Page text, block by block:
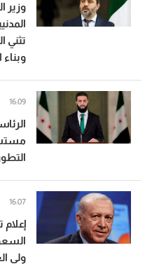
وزير
تثني
وبناء
16:09
إعلام
ولي
16:07